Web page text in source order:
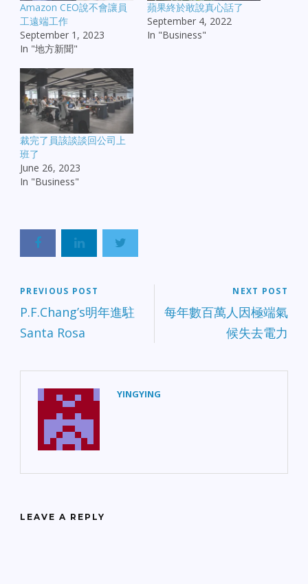
Amazon CEO說不會讓員
工遠端工作
September 1, 2023
In "地方新聞"
蘋果終於敢說真心話了
September 4, 2022
In "Business"
裁完了員該談談回公司上
班了
June 26, 2023
In "Business"
PREVIOUS POST
P.F.Chang’s明年進駐
Santa Rosa
NEXT POST
每年數百萬人因極端氣
候失去電力
YINGYING
LEAVE A REPLY